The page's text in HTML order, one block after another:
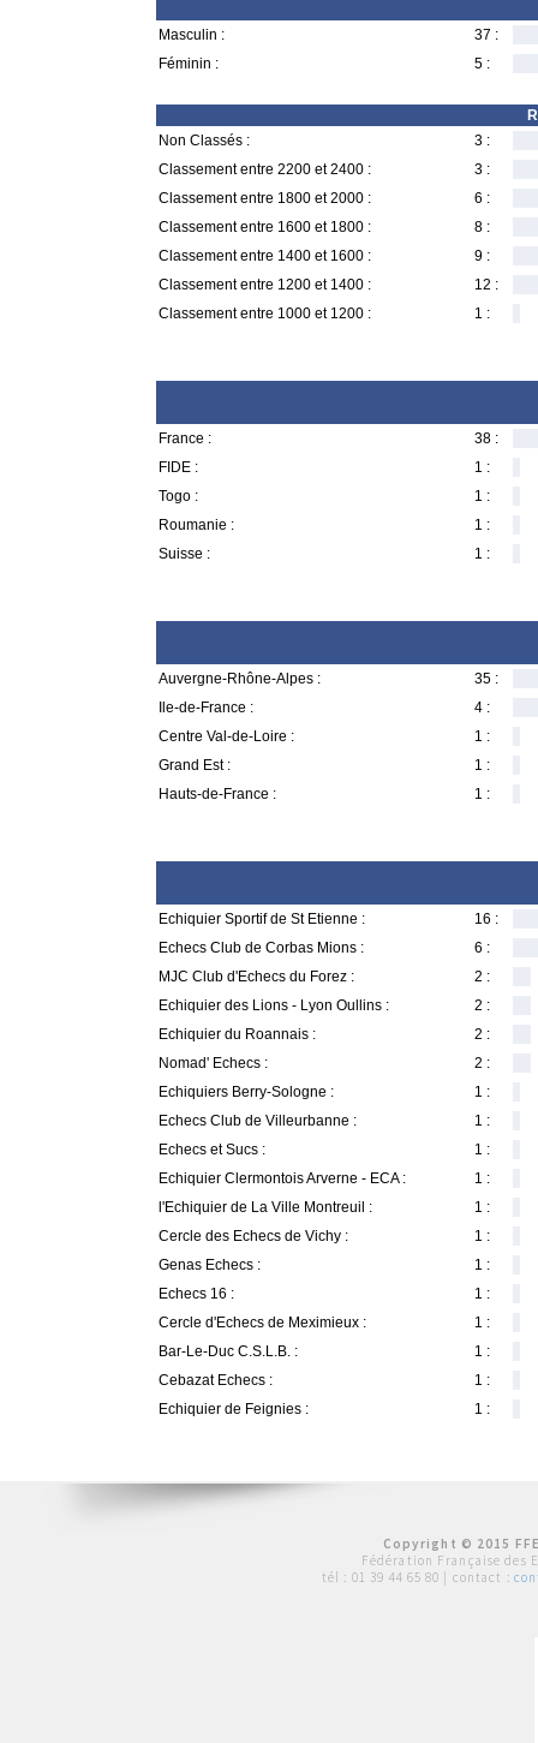
Masculin :
37 :
Féminin :
5 :
Non Classés :
3 :
Classement entre 2200 et 2400 :
3 :
Classement entre 1800 et 2000 :
6 :
Classement entre 1600 et 1800 :
8 :
Classement entre 1400 et 1600 :
9 :
Classement entre 1200 et 1400 :
12 :
Classement entre 1000 et 1200 :
1 :
France :
38 :
FIDE :
1 :
Togo :
1 :
Roumanie :
1 :
Suisse :
1 :
Auvergne-Rhône-Alpes :
35 :
Ile-de-France :
4 :
Centre Val-de-Loire :
1 :
Grand Est :
1 :
Hauts-de-France :
1 :
Echiquier Sportif de St Etienne :
16 :
Echecs Club de Corbas Mions :
6 :
MJC Club d'Echecs du Forez :
2 :
Echiquier des Lions - Lyon Oullins :
2 :
Echiquier du Roannais :
2 :
Nomad' Echecs :
2 :
Echiquiers Berry-Sologne :
1 :
Echecs Club de Villeurbanne :
1 :
Echecs et Sucs :
1 :
Echiquier Clermontois Arverne - ECA :
1 :
l'Echiquier de La Ville Montreuil :
1 :
Cercle des Echecs de Vichy :
1 :
Genas Echecs :
1 :
Echecs 16 :
1 :
Cercle d'Echecs de Meximieux :
1 :
Bar-Le-Duc C.S.L.B. :
1 :
Cebazat Echecs :
1 :
Echiquier de Feignies :
1 :
Copyright © 2015
Fédération Française des
tél : 01 39 44 65 80 | contact :